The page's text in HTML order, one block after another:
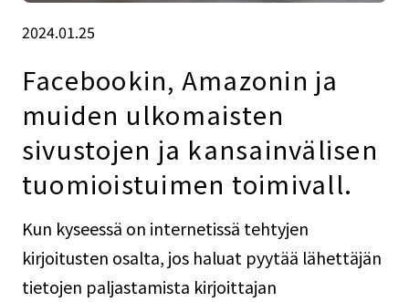
2024.01.25
Facebookin, Amazonin ja
muiden ulkomaisten
sivustojen ja kansainvälisen
tuomioistuimen toimivall.
Kun kyseessä on internetissä tehtyjen
kirjoitusten osalta, jos haluat pyytää lähettäjän
tietojen paljastamista kirjoittajan